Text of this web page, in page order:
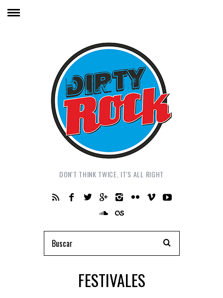
DON'T THINK TWICE, IT'S ALL RIGHT
FESTIVALES